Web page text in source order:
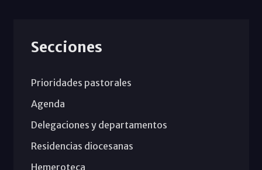
Secciones
Prioridades pastorales
Agenda
Delegaciones y departamentos
Residencias diocesanas
Hemeroteca